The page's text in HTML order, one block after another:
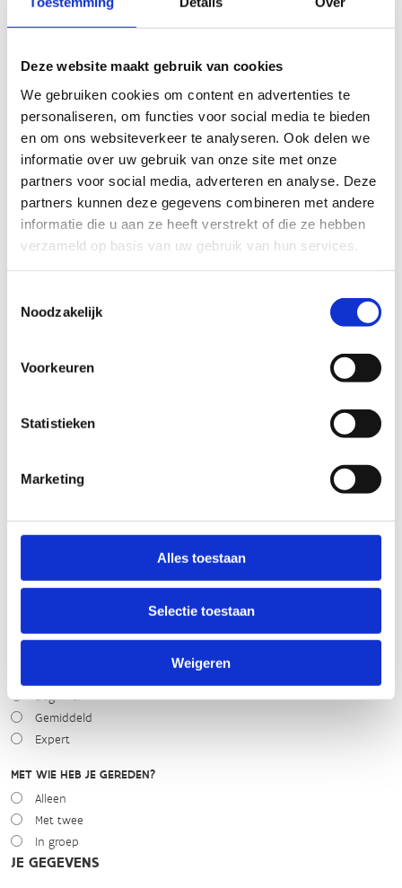
Deze website maakt gebruik van cookies
We gebruiken cookies om content en advertenties te
personaliseren, om functies voor social media te bieden
en om ons websiteverkeer te analyseren. Ook delen we
informatie over uw gebruik van onze site met onze
partners voor social media, adverteren en analyse. Deze
partners kunnen deze gegevens combineren met andere
informatie die u aan ze heeft verstrekt of die ze hebben
verzameld op basis van uw gebruik van hun services.
Noodzakelijk
Voorkeuren
Statistieken
Marketing
Alles toestaan
Selectie toestaan
Weigeren
TECHNISCHE MOEILIJKHEIDSGRAAD
makkelijk moeilijk
BEWEGWIJZERING
slecht
Routemeldpunt
STAAT VAN PARCOURS(ONDERGROND, BEGROEIING, ONDERHOUD)
WEER
Winters
Beginner
Gemiddeld
Expert
MET WIE HEB JE GEREDEN?
Alleen
Met twee
In groep
JE GEGEVENS